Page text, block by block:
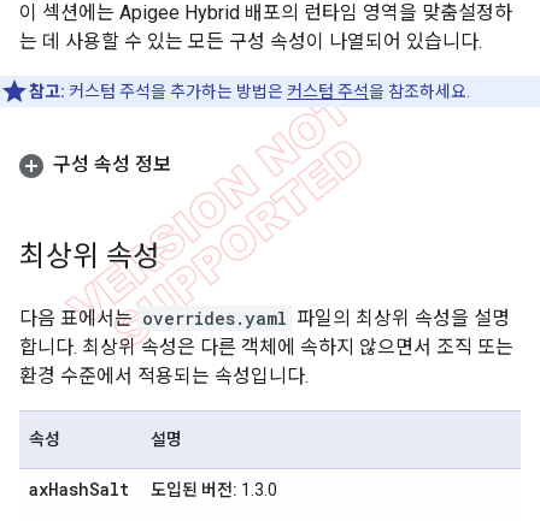
이 섹션에는 Apigee Hybrid 배포의 런타임 영역을 맞춤설정하
는 데 사용할 수 있는 모든 구성 속성이 나열되어 있습니다.
참고: 커스텀 주석을 추가하는 방법은 커스텀 주석을 참조하세요.
구성 속성 정보
최상위 속성
다음 표에서는 overrides.yaml 파일의 최상위 속성을 설명
합니다. 최상위 속성은 다른 객체에 속하지 않으면서 조직 또는
환경 수준에서 적용되는 속성입니다.
속성 설명
axHashSalt 도입된 버전: 1.3.0